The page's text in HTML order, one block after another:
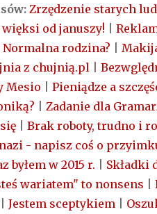
Zrzędzenie starych
więksi od januszy! |
Normalna rodzina?
z chujnią.pl |
Mesio |Pieniądze a
|Zadanie dla
|Brak roboty, trudno i
- napisz coś o
byłem w 2015 r. Składki
wariatem" to nonsens |
|Jestem sceptykiem